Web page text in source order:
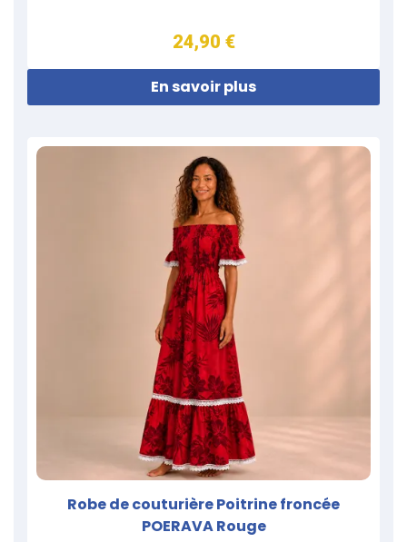
24,90 €
En savoir plus
Robe de couturière Poitrine froncée
POERAVA Rouge